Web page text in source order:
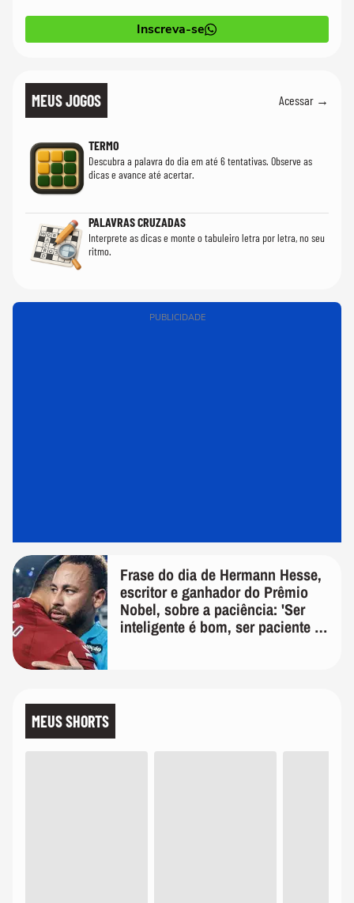
Inscreva-se
MEUS JOGOS Acessar →
TERMO
Descubra a palavra do dia em até 6 tentativas. Observe as
dicas e avance até acertar.
PALAVRAS CRUZADAS
Interprete as dicas e monte o tabuleiro letra por letra, no seu
ritmo.
PUBLICIDADE
Frase do dia de Hermann Hesse,
escritor e ganhador do Prêmio
Nobel, sobre a paciência: 'Ser
inteligente é bom, ser paciente é
MEUS SHORTS